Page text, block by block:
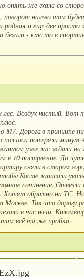
опять же ехала со
налево там
родная и еще две
- кто то в
Воздух чистый. Вот
М7. Дорога в принципе
полчаса потеряли
уже нас ждали
в 10 постраение. Да
сняли в старом
Косте написали
сочинение.
Хотят обратно на ТС. Но
Так что дорогу
в час ночи.
всё та же пробка...